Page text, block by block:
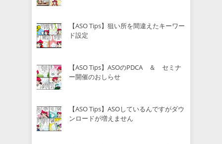
【ASO Tips】狙い所を間違えたキーワー
ド設定
【ASO Tips】ASOのPDCA ＆ セミナ
ー開催のおしらせ
【ASO Tips】ASOしているんですがダウ
ンロードが増えません